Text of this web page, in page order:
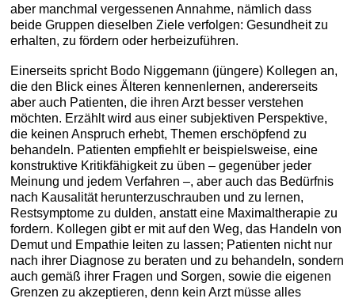
aber manchmal vergessenen Annahme, nämlich dass
beide Gruppen dieselben Ziele verfolgen: Gesundheit zu
erhalten, zu fördern oder herbeizuführen.
Einerseits spricht Bodo Niggemann (jüngere) Kollegen an,
die den Blick eines Älteren kennenlernen, andererseits
aber auch Patienten, die ihren Arzt besser verstehen
möchten. Erzählt wird aus einer subjektiven Perspektive,
die keinen Anspruch erhebt, Themen erschöpfend zu
behandeln. Patienten empfiehlt er beispielsweise, eine
konstruktive Kritikfähigkeit zu üben – gegenüber jeder
Meinung und jedem Verfahren –, aber auch das Bedürfnis
nach Kausalität herunterzuschrauben und zu lernen,
Restsymptome zu dulden, anstatt eine Maximaltherapie zu
fordern. Kollegen gibt er mit auf den Weg, das Handeln von
Demut und Empathie leiten zu lassen; Patienten nicht nur
nach ihrer Diagnose zu beraten und zu behandeln, sondern
auch gemäß ihrer Fragen und Sorgen, sowie die eigenen
Grenzen zu akzeptieren, denn kein Arzt müsse alles